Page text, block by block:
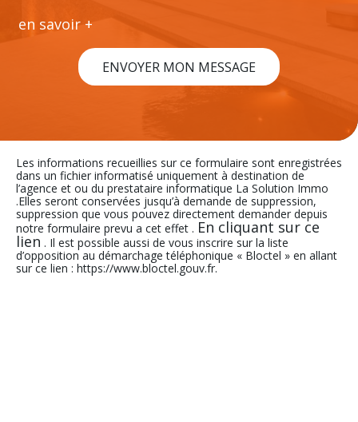
en savoir +
ENVOYER MON MESSAGE
Les informations recueillies sur ce formulaire sont enregistrées
dans un fichier informatisé uniquement à destination de
l’agence et ou du prestataire informatique La Solution Immo
.Elles seront conservées jusqu’à demande de suppression,
suppression que vous pouvez directement demander depuis
notre formulaire prevu a cet effet . En cliquant sur ce
lien . Il est possible aussi de vous inscrire sur la liste
d’opposition au démarchage téléphonique « Bloctel » en allant
sur ce lien : https://www.bloctel.gouv.fr.